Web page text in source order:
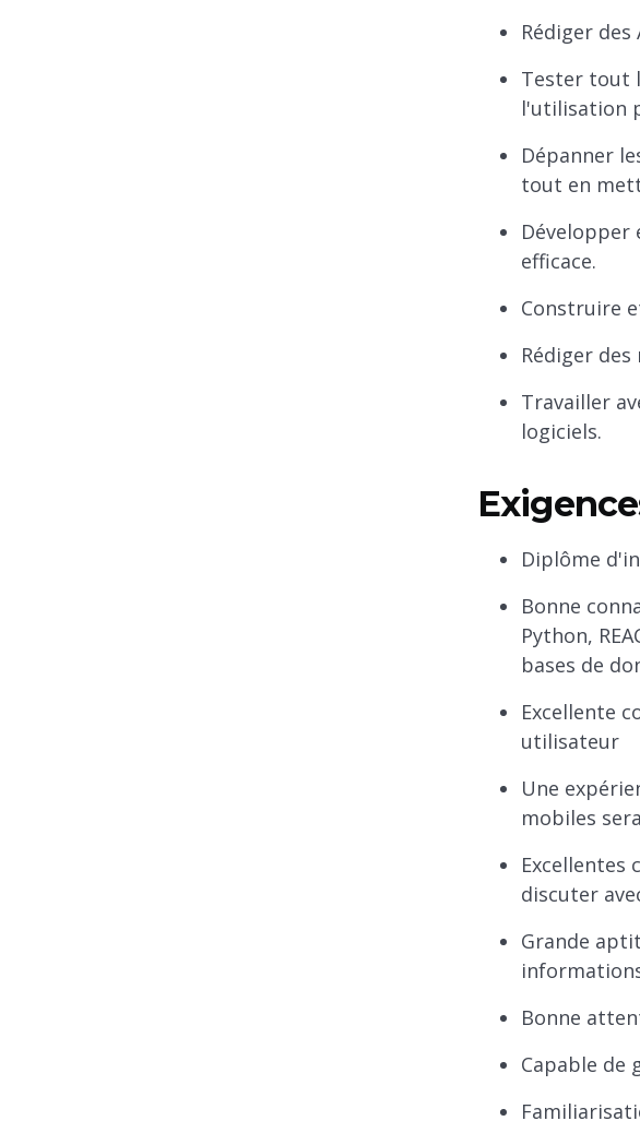
Rédiger des
Tester tout
l'utilisation
Dépanner
tout en
efficace.
Construire
Rédiger
Travailler
logiciels.
Diplôme
Bonne
Python,
bases de
Excellente
utilisateur
Une
mobiles
Excellentes
discuter
Grande
Bonne
Capable de